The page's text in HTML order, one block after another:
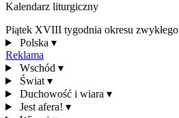
Kalendarz liturgiczny
Piątek XVIII tygodnia okresu zwykłego
Polska ▾
Reklama
Wschód ▾
Świat ▾
Duchowość i wiara ▾
Jest afera! ▾